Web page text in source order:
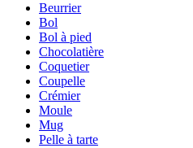
Beurrier
Bol
Bol à pied
Chocolatière
Coquetier
Coupelle
Crémier
Moule
Mug
Pelle à tarte